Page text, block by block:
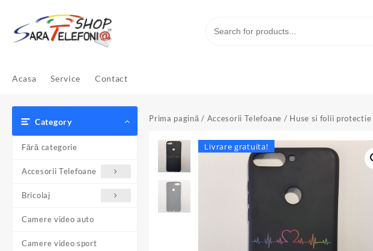
content
Acasa Service Contact
Category
Fără categorie
Accesorii Telefoane
Bricolaj
Camere video auto
Camere video sport
Prima pagină/ Accesorii Telefoane / Huse si folii protectie
Livrare gratuita!